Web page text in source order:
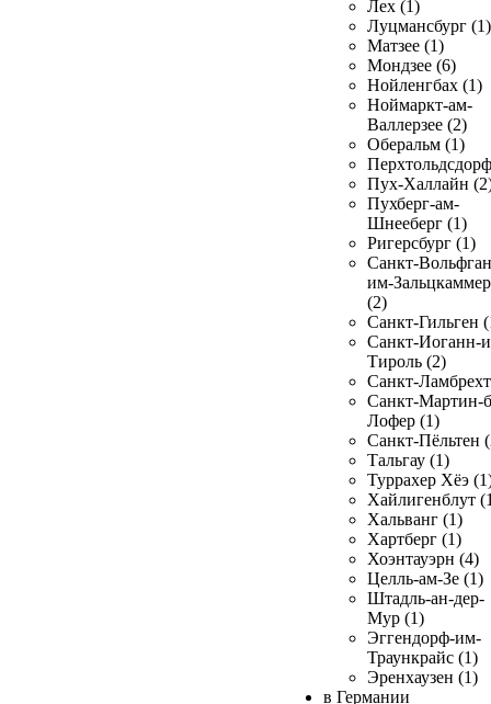
Лех (1)
Луцмансбург (1)
Матзее (1)
Мондзее (6)
Нойленгбах (1)
Ноймаркт-ам-
Валлерзее (2)
Оберальм (1)
Пух-Халлайн
Пухберг-ам-
Шнееберг (1)
Ригерсбург (1)
Санкт-
им-
(2)
Санкт-Гильген
Санкт-Иоганн-
Тироль (2)
Санкт-
Санкт-Мартин-
Лофер (1)
Санкт-Пёльтен
Тальгау (1)
Туррахер Хёэ
Хайлигенблут
Хальванг (1)
Хартберг (1)
Хоэнтауэрн (4)
Целль-ам-Зе (1)
Штадль-ан-дер-
Мур (1)
Эггендорф-им-
Траункрайс (1)
Эренхаузен (1)
в Германии